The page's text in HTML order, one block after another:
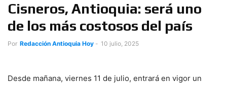
Cisneros, Antioquia: será uno
de los más costosos del país
Por Redacción Antioquia Hoy - 10 julio, 2025
Desde mañana, viernes 11 de julio, entrará en vigor un